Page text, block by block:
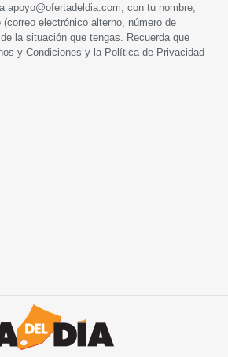
apoyo@ofertadeldia.com , con tu nombre,
electrónico alterno, número de
la situación que tengas. Recuerda que
y Condiciones y la Política de Privacidad